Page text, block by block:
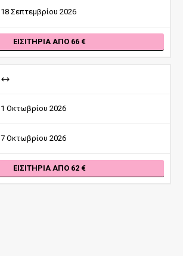
18 Σεπτεμβρίου 2026
ΕΙΣΙΤΉΡΙΑ ΑΠΌ 66
1 Οκτωβρίου 2026
7 Οκτωβρίου 2026
ΕΙΣΙΤΉΡΙΑ ΑΠΌ 62